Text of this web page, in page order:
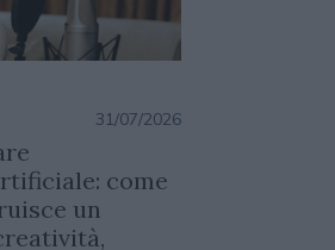
31/07/2026
come
un